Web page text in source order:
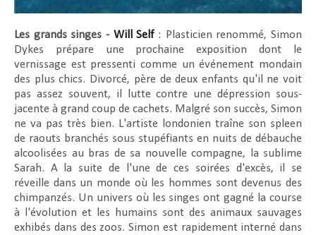
Les grands singes - Will Self: Plasticien renommé, Simon
Dykes prépare une prochaine exposition dont le
vernissage est pressenti comme un événement mondain
des plus chics. Divorcé, père de deux enfants qu'il ne voit
pas assez souvent, il lutte contre une dépression sous-
jacente à grand coup de cachets. Malgré son succès, Simon
ne va pas très bien. L'artiste londonien traîne son spleen
de raouts branchés sous stupéfiants en nuits de débauche
alcoolisées au bras de sa nouvelle compagne, la sublime
Sarah. A la suite de l'une de ces soirées d'excès, il se
réveille dans un monde où les hommes sont devenus des
chimpanzés. Un univers où les singes ont gagné la course
à l'évolution et les humains sont des animaux sauvages
exhibés dans des zoos. Simon est rapidement interné dans